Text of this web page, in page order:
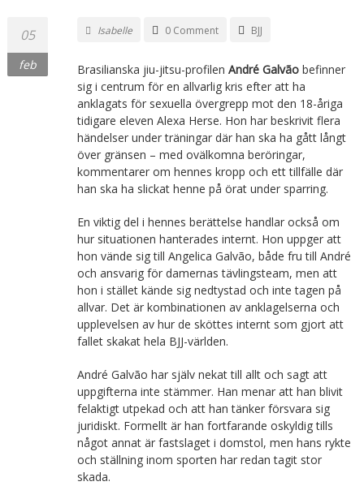
05
feb
Isabelle 0 Comment BJJ
Brasilianska jiu-jitsu-profilen André Galvãobefinner
sig i centrum för en allvarlig kris efter att ha
anklagats för sexuella övergrepp mot den 18-åriga
tidigare eleven Alexa Herse. Hon har beskrivit flera
händelser under träningar där han ska ha gått långt
över gränsen – med ovälkomna beröringar,
kommentarer om hennes kropp och ett tillfälle där
han ska ha slickat henne på örat under sparring.
En viktig del i hennes berättelse handlar också om
hur situationen hanterades internt. Hon uppger att
hon vände sig till Angelica Galvão, både fru till André
och ansvarig för damernas tävlingsteam, men att
hon i stället kände sig nedtystad och inte tagen på
allvar. Det är kombinationen av anklagelserna och
upplevelsen av hur de sköttes internt som gjort att
fallet skakat hela BJJ-världen.
André Galvão har själv nekat till allt och sagt att
uppgifterna inte stämmer. Han menar att han blivit
felaktigt utpekad och att han tänker försvara sig
juridiskt. Formellt är han fortfarande oskyldig tills
något annat är fastslaget i domstol, men hans rykte
och ställning inom sporten har redan tagit stor
skada.